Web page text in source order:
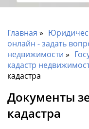
Главная
онлайн - задать
недвижимости
кадастр
кадастра
Документы
кадастра